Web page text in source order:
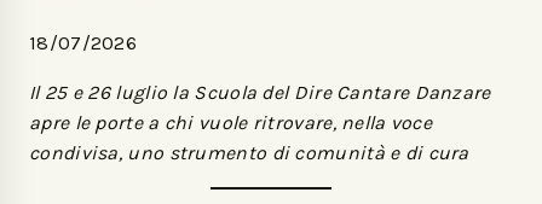
18/07/2026
Il 25 e 26 luglio la Scuola del Dire Cantare Danzare
apre le porte a chi vuole ritrovare, nella voce
condivisa, uno strumento di comunità e di cura